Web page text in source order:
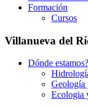
Formación
Cursos
Villanueva del
Dónde estamos?
Geología
Ecologia